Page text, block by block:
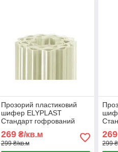
Прозорий пластиковий
шифер ELYPLAST
Стандарт гофрований
269₴/кв.м
299 ₴/кв.м
269
299